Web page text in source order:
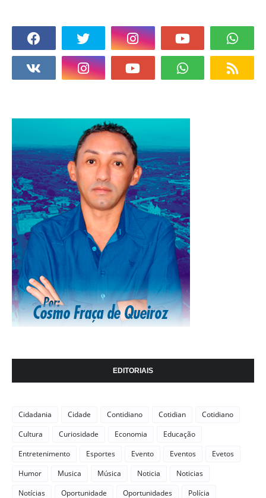
EDITORIAIS
Cidadania Cidade Contidiano Cotidian
Cotidiano
Cultura
Curiosidade Economia
Educação
Entretenimento
Esportes Evento Eventos
Evetos
Humor
Musica Música Noticia
Noticias
Notícias
Oportunidade Oportunidades Polícia